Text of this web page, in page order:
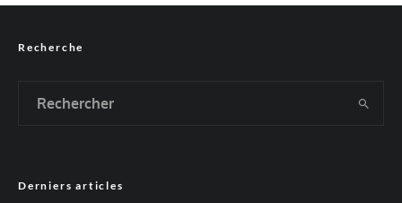
Recherche
Derniers articles